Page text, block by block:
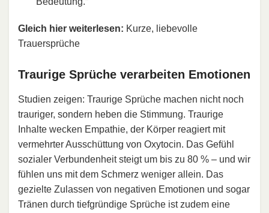
Gleich hier weiterlesen: Kurze, liebevolle
Trauersprüche
Traurige Sprüche verarbeiten Emotionen
Studien zeigen: Traurige Sprüche machen nicht noch
trauriger, sondern heben die Stimmung. Traurige
Inhalte wecken Empathie, der Körper reagiert mit
vermehrter Ausschüttung von Oxytocin. Das Gefühl
sozialer Verbundenheit steigt um bis zu 80 % – und wir
fühlen uns mit dem Schmerz weniger allein. Das
gezielte Zulassen von negativen Emotionen und sogar
Tränen durch tiefgründige Sprüche ist zudem eine